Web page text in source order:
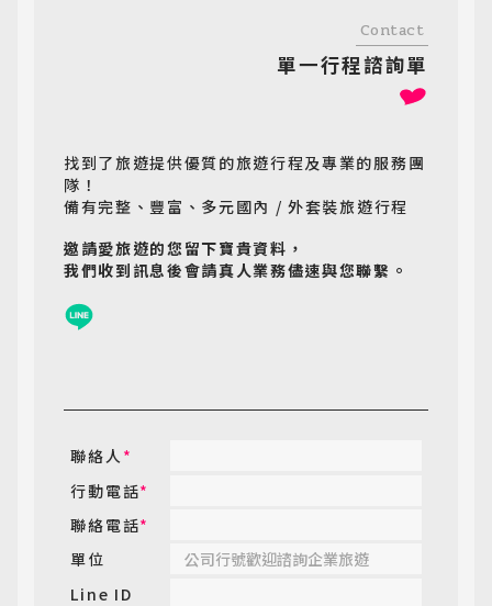
找到了旅遊提供優質的旅遊行程及專業的服務團
隊！
備有完整、豐富、多元國內 / 外套裝旅遊行程
邀請愛旅遊的您留下寶貴資料，
我們收到訊息後會請真人業務儘速與您聯繫。
Contact
單一行程諮詢單
聯絡人*
行動電話*
聯絡電話*
單位
Line ID